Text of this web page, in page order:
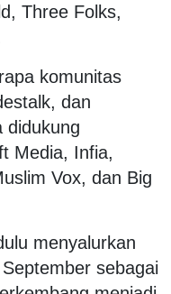
Three Folks,
komunitas
dan
didukung
Media, Infia,
Vox, dan Big
menyalurkan
sebagai